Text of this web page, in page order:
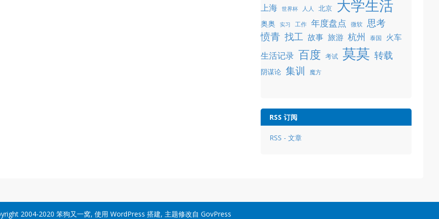
上海 世界杯 人人 北京 大学生活
奥奥 实习 工作 年度盘点 微软 思考
愤青 找工 故事 旅游 杭州 泰国 火车
生活记录 百度 考试 莫莫 转载
阴谋论 集训 魔方
RSS 订阅
RSS - 文章
2004-2020 笨狗又一窝, 使用 WordPress 搭建, 主题修改自 GovPress